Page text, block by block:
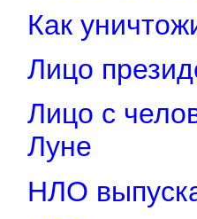
Как
Лицо
Лицо с
Луне
НЛО